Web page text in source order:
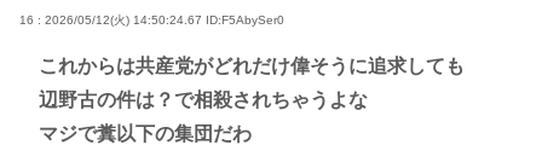
16 : 2026/05/12(火) 14:50:24.67 ID:F5AbySer0
これからは共産党がどれだけ偉そうに追求しても
辺野古の件は？で相殺されちゃうよな
マジで糞以下の集団だわ